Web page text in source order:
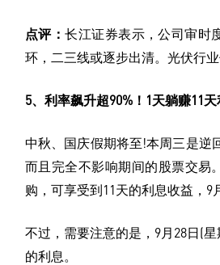
点评：长江证券表示，公司审时
环，二三线或逐步出清。光伏行
5、利率飙升超90%！1天躺赚11
中秋、国庆假期将至!本周三是逆
而且完全不影响期间的股票交易
购，可享受到11天的利息收益，9
不过，需要注意的是，9月28日(
的利息。